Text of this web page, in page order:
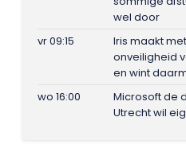
wel door
vr 09:15
Iris maakt
onveiligheid
en wint
wo 16:00
Microsoft de
Utrecht wil